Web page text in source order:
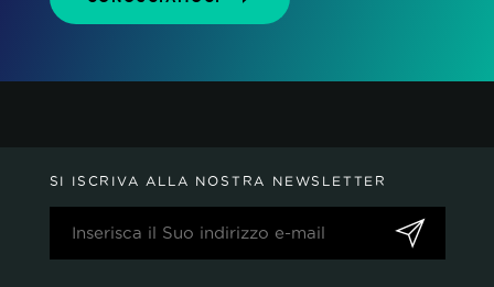
SI ISCRIVA ALLA NOSTRA NEWSLETTER